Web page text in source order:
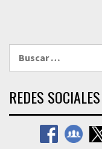
REDES SOCIALES